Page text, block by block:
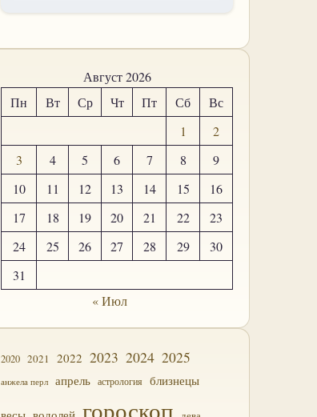
Август 2026
Пн
Вт Ср Чт Пт Сб
Вс
1
2
3
4 5 6 7 8
9
10
11 12 13 14 15
16
17
18 19 20 21 22
23
24
25 26 27 28 29
30
31
« Июл
2020 2021 2022 2023 2024 2025
анжела перл апрель астрология близнецы
гороскоп